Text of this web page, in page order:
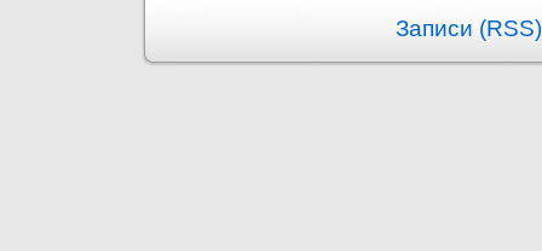
Записи (RSS)